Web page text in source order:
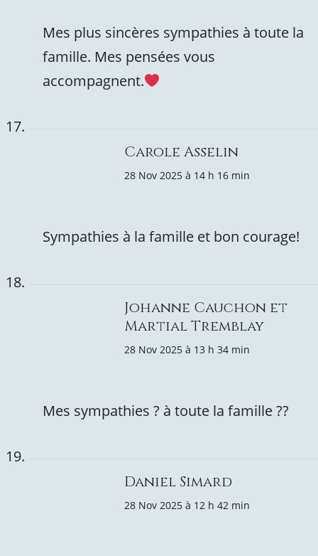
Mes plus sincères sympathies à toute la
famille. Mes pensées vous
accompagnent.
Carole Asselin
28 Nov 2025 à 14 h 16 min
Sympathies à la famille et bon courage!
Johanne Cauchon et
Martial Tremblay
28 Nov 2025 à 13 h 34 min
Mes sympathies ? à toute la famille ?️?️
Daniel Simard
28 Nov 2025 à 12 h 42 min